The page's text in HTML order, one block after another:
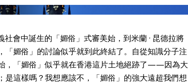
社會中誕生的「媚俗」式審美始，到米蘭 · 昆德拉將
「媚俗」的討論似乎就到此終結了。自從知識分子注
，「媚俗」似乎就在香港這片土地絕跡了——因為大
是這樣嗎？我想應該不，「媚俗」的強大遠超我們想